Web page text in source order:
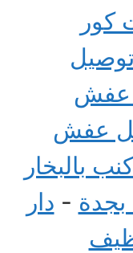
كور
عفش
عفش
بالبخار
- دار